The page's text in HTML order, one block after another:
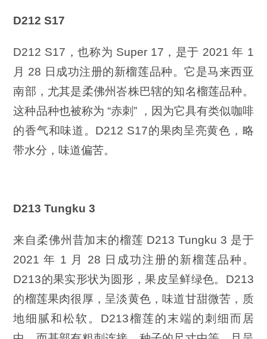
D212 S17
D212 S17，也称为 Super 17，是于 2021 年 1
月 28 日成功注册的新榴莲品种。它是马来西亚
南部，尤其是柔佛州峇株巴辖的知名榴莲品种。
这种品种也被称为 “赤刺” ，因为它具有类似咖啡
的香气和味道。D212 S17的果肉呈亮黄色，略
带水分，味道偏苦。
D213 Tungku 3
来自柔佛州昔加末的榴莲 D213 Tungku 3 是于
2021 年 1 月 28 日成功注册的新榴莲品种。
D213的果实形状为圆形，果皮呈鲜绿色。D213
的榴莲果肉很厚，呈淡黄色，味道甘甜微苦，质
地细腻和松软。D213榴莲的末端的刺细而居